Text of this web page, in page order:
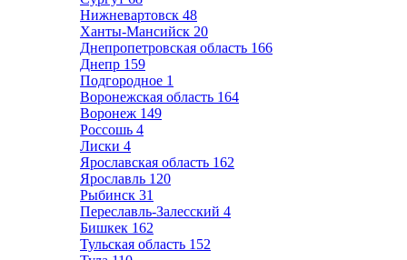
Нижневартовск 48
Ханты-Мансийск 20
Днепропетровская область 166
Днепр 159
Подгородное 1
Воронежская область 164
Воронеж 149
Россошь 4
Лиски 4
Ярославская область 162
Ярославль 120
Рыбинск 31
Переславль-Залесский 4
Бишкек 162
Тульская область 152